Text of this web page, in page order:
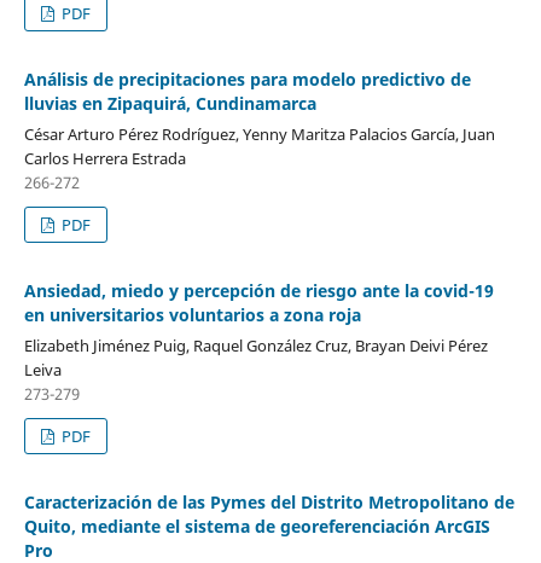
PDF
Análisis de precipitaciones para modelo predictivo de
lluvias en Zipaquirá, Cundinamarca
César Arturo Pérez Rodríguez, Yenny Maritza Palacios García, Juan
Carlos Herrera Estrada
266-272
PDF
Ansiedad, miedo y percepción de riesgo ante la covid-19
en universitarios voluntarios a zona roja
Elizabeth Jiménez Puig, Raquel González Cruz, Brayan Deivi Pérez
Leiva
273-279
PDF
Caracterización de las Pymes del Distrito Metropolitano de
Quito, mediante el sistema de georeferenciación ArcGIS
Pro